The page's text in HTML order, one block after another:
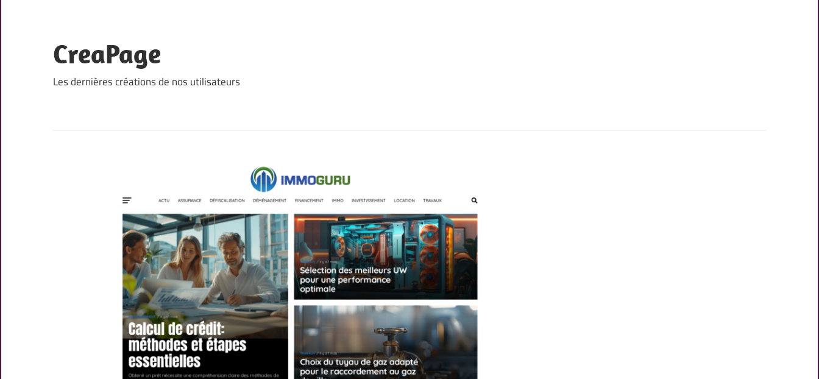
content
CreaPage
Les dernières créations de nos utilisateurs